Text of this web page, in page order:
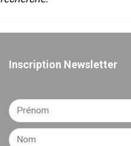
Inscription Newsletter